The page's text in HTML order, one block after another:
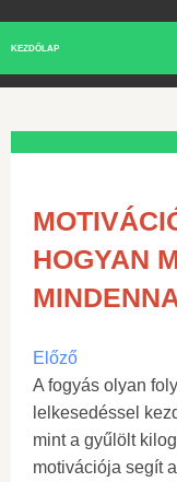
KEZDŐLAP
HOGYAN
Előző
A fogyás olyan
lelkesedéssel
mint a gyűlölt
motivációja segít